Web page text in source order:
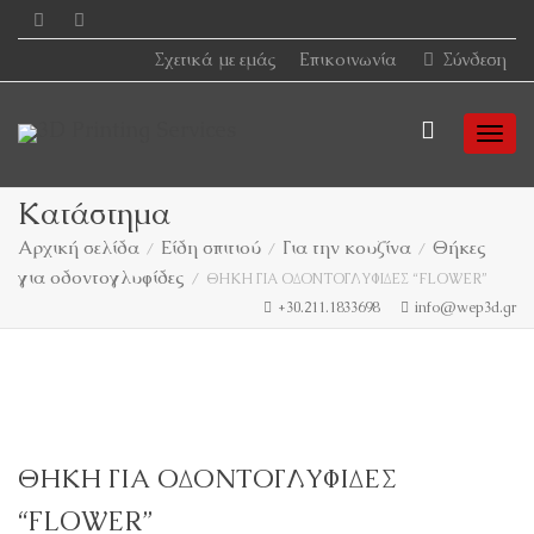
Σχετικά με εμάς Επικοινωνία Σύνδεση
Κατάστημα
Αρχική σελίδα Είδη σπιτιού Για την κουζίνα
Θήκες
για οδοντογλυφίδες
ΘΗΚΗ ΓΙΑ ΟΔΟΝΤΟΓΛΥΦΙΔΕΣ “FLOWER”
+30.211.1833698
info@wep3d.gr
ΘΗΚΗ ΓΙΑ ΟΔΟΝΤΟΓΛΥΦΙΔΕΣ
“FLOWER”